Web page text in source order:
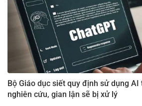
Bộ Giáo dục siết quy định sử dụng AI
nghiên cứu, gian lận sẽ bị xử lý